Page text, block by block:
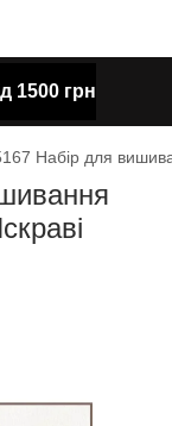
1500 грн
Набір для